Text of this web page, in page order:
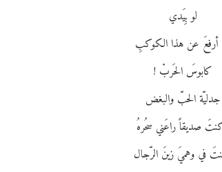
لو بِيَدي
أرفعَ عن هذا الكوكبِ
كابوسَ الحَربْ !
جدليّة الحبّ والبغض
صديقاً راعَني سحُرهُ
في وهميَ زينَ الرّجال